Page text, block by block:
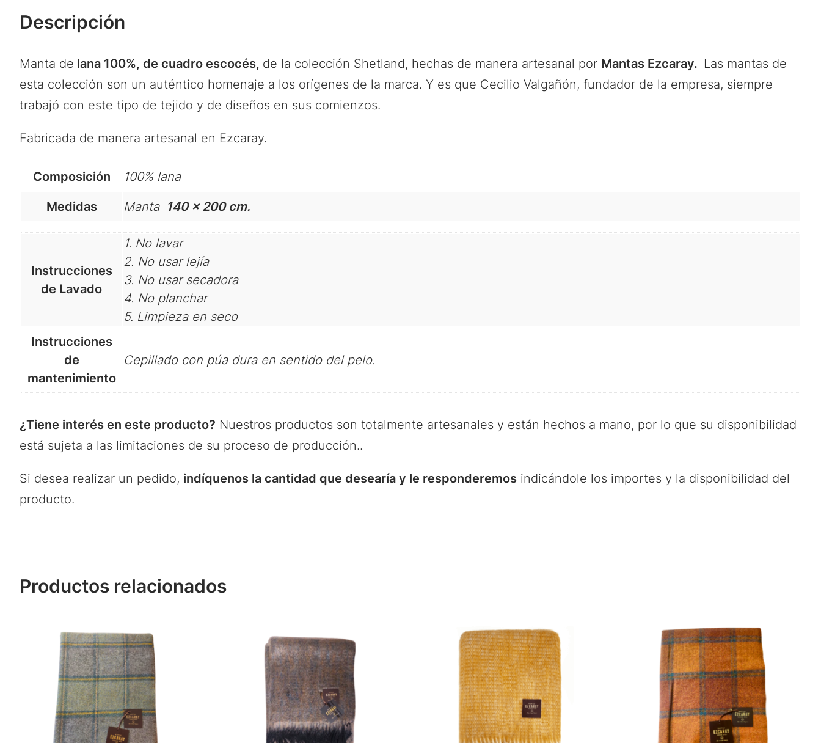
Descripción
Manta de lana 100%, de cuadro escocés, de la colección Shetland, hechas de manera artesanal por Mantas Ezcaray. Las mantas de
esta colección son un auténtico homenaje a los orígenes de la marca. Y es que Cecilio Valgañón, fundador de la empresa, siempre
trabajó con este tipo de tejido y de diseños en sus comienzos.
Fabricada de manera artesanal en Ezcaray.
Composición 100% lana
Medidas Manta 140 x 200 cm.
Instrucciones
de Lavado
1. No lavar
2. No usar lejía
3. No usar secadora
4. No planchar
5. Limpieza en seco
Instrucciones
de
mantenimiento
Cepillado con púa dura en sentido del pelo.
¿Tiene interés en este producto? Nuestros productos son totalmente artesanales y están hechos a mano, por lo que su disponibilidad
está sujeta a las limitaciones de su proceso de producción..
Si desea realizar un pedido, indíquenos la cantidad que desearía y le responderemos indicándole los importes y la disponibilidad del
producto.
Productos relacionados